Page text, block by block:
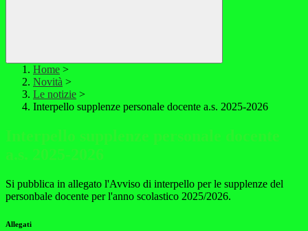
Home >
Novità >
Le notizie >
Interpello supplenze personale docente a.s. 2025-2026
Interpello supplenze personale docente
a.s. 2025-2026
Si pubblica in allegato l'Avviso di interpello per le supplenze del
personbale docente per l'anno scolastico 2025/2026.
Allegati